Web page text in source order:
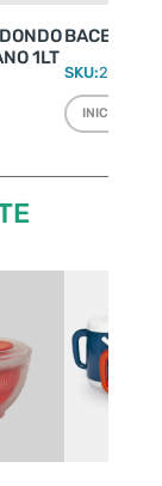
1LT
SKU:2245
INICIÁ